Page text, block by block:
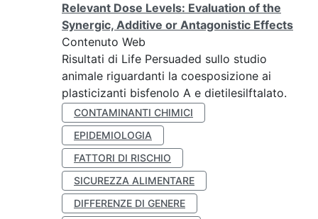
Relevant Dose Levels: Evaluation of the
Synergic, Additive or Antagonistic Effects
Contenuto Web
Risultati di Life Persuaded sullo studio
animale riguardanti la coesposizione ai
plasticizanti bisfenolo A e dietilesilftalato.
CONTAMINANTI CHIMICI
EPIDEMIOLOGIA
FATTORI DI RISCHIO
SICUREZZA ALIMENTARE
DIFFERENZE DI GENERE